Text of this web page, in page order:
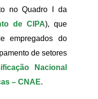
no Quadro I da
de CIPA), que
empregados do
de setores
Nacional
– CNAE.